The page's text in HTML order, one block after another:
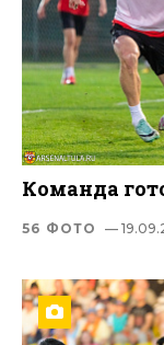
Команда
56 ФОТО —